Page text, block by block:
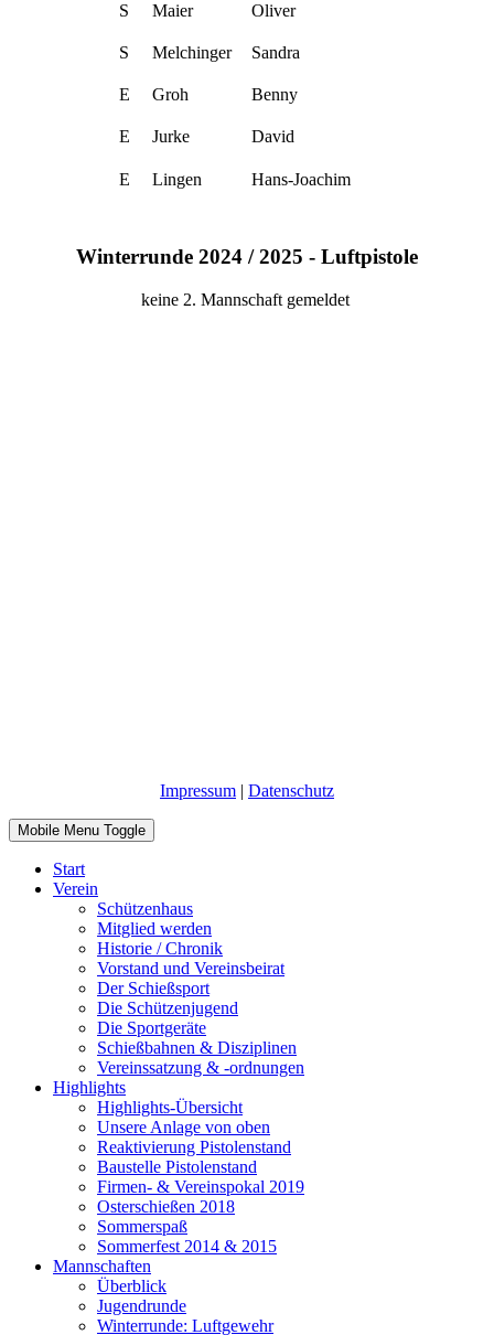
S Maier Oliver
S Melchinger Sandra
E Groh Benny
E Jurke David
E Lingen Hans-Joachim
Winterrunde 2024 / 2025 - Luftpistole
keine 2. Mannschaft gemeldet
Impressum | Datenschutz
Mobile Menu Toggle
Start
Verein
Schützenhaus
Mitglied werden
Historie / Chronik
Vorstand und Vereinsbeirat
Der Schießsport
Die Schützenjugend
Die Sportgeräte
Schießbahnen & Disziplinen
Vereinssatzung & -ordnungen
Highlights
Highlights-Übersicht
Unsere Anlage von oben
Reaktivierung Pistolenstand
Baustelle Pistolenstand
Firmen- & Vereinspokal 2019
Osterschießen 2018
Sommerspaß
Sommerfest 2014 & 2015
Mannschaften
Überblick
Jugendrunde
Winterrunde: Luftgewehr